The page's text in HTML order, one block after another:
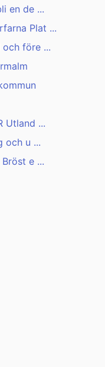
en de ...
Plat ...
före ...
Utland ...
och u ...
e ...